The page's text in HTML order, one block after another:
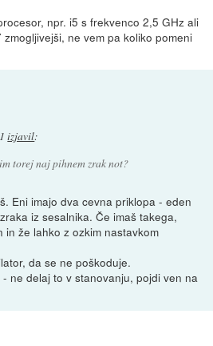
npr. i5 s frekvenco 2,5 GHz ali
ne vem pa koliko pomeni
izjavil:
torej naj pihnem zrak not?
Eni imajo dva cevna priklopa - eden
iz sesalnika. Če imaš takega,
že lahko z ozkim nastavkom
da se ne poškoduje.
ne delaj to v stanovanju, pojdi ven na